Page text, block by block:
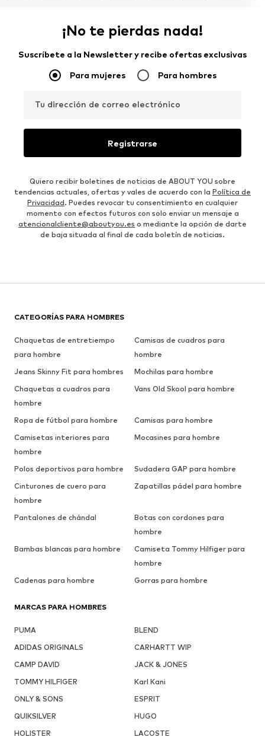
¡No te pierdas nada!
Suscríbete a la Newsletter y recibe ofertas exclusivas
Para mujeres Para hombres
Tu dirección de correo electrónico
Registrarse
Quiero recibir boletines de noticias de ABOUT YOU sobre
tendencias actuales, ofertas y vales de acuerdo con la Política de
Privacidad. Puedes revocar tu consentimiento en cualquier
momento con efectos futuros con solo enviar un mensaje a
atencionalcliente@aboutyou.es o mediante la opción de darte
de baja situada al final de cada boletín de noticias.
CATEGORÍAS PARA HOMBRES
Chaquetas de entretiempo
para hombre
Camisas de cuadros para
hombre
Jeans Skinny Fit para hombres
Mochilas para hombre
Chaquetas a cuadros para
hombre
Vans Old Skool para hombre
Ropa de fútbol para hombre
Camisas para hombre
Camisetas interiores para
hombre
Mocasines para hombre
Polos deportivos para hombre
Sudadera GAP para hombre
Cinturones de cuero para
hombre
Zapatillas pádel para hombre
Pantalones de chándal
Botas con cordones para
hombre
Bambas blancas para hombre
Camiseta Tommy Hilfiger para
hombre
Cadenas para hombre
Gorras para hombre
MARCAS PARA HOMBRES
PUMA
BLEND
ADIDAS ORIGINALS
CARHARTT WIP
CAMP DAVID
JACK & JONES
TOMMY HILFIGER
Karl Kani
ONLY & SONS
ESPRIT
QUIKSILVER
HUGO
HOLISTER
LACOSTE